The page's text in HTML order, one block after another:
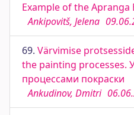
Example of the Apranga
Ankipovitš, Jelena
69. Värvimise
the painting processes.
процессами покраски
Ankudinov, Dmitri